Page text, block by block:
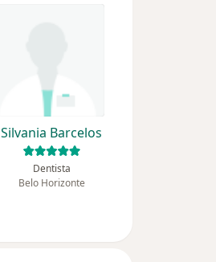
Silvania Barcelos
Dentista
Belo Horizonte